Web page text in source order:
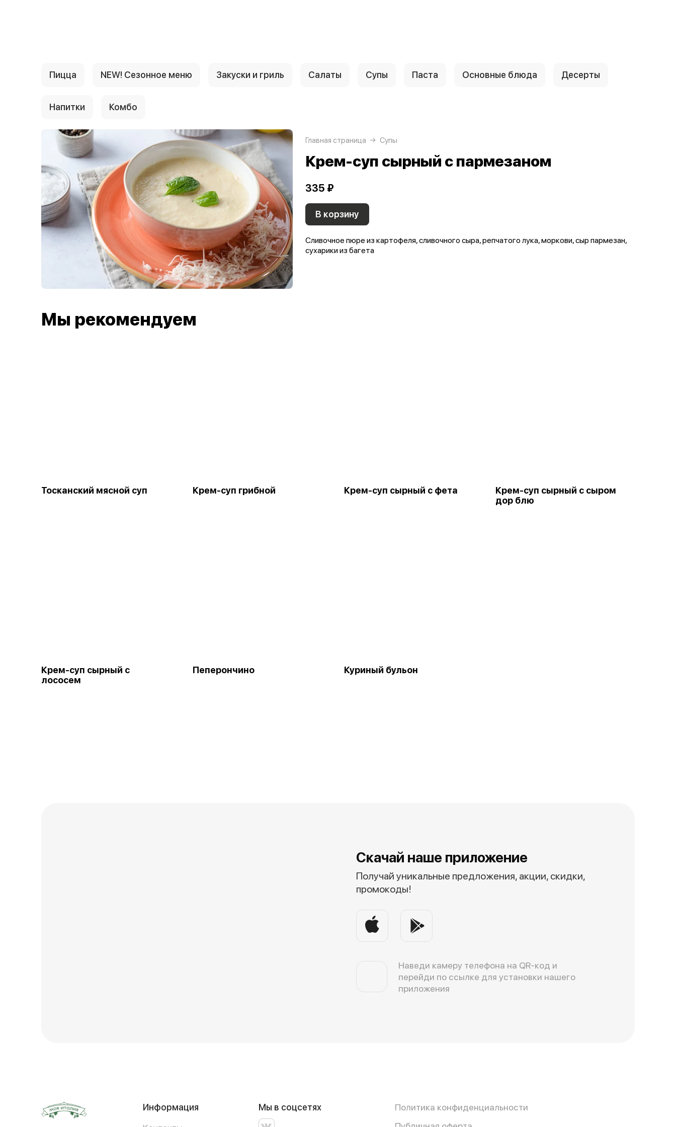
Пицца NEW! Сезонное меню Закуски и гриль Салаты Супы Паста Основные блюда Десерты
Напитки Комбо
Главная страница Супы
Крем-суп сырный с пармезаном
335 ₽
В корзину
Сливочное пюре из картофеля, сливочного сыра, репчатого лука, моркови, сыр пармезан,
сухарики из багета
Мы рекомендуем
Тосканский мясной суп Крем-суп грибной Крем-суп сырный с фета
Крем-суп сырный с сыром
дор блю
Крем-суп сырный с
лососем
Пеперончино Куриный бульон
Скачай наше приложение
Получай уникальные предложения, акции, скидки,
промокоды!
Наведи камеру телефона на QR-код и
перейди по ссылке для установки нашего
приложения
Информация
Мы в соцсетях
Политика конфиденциальности